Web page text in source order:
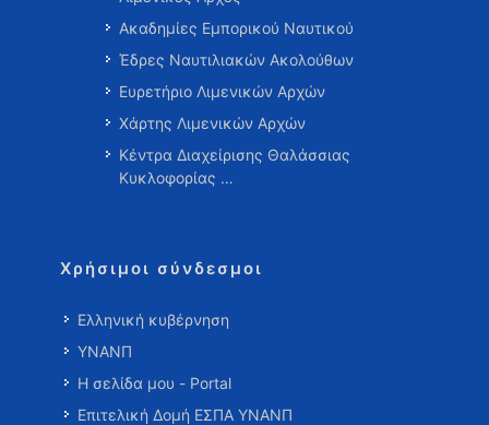
Ακαδημίες Εμπορικού Ναυτικού
Έδρες Ναυτιλιακών Ακολούθων
Ευρετήριο Λιμενικών Αρχών
Χάρτης Λιμενικών Αρχών
Κέντρα Διαχείρισης Θαλάσσιας
Κυκλοφορίας …
Χρήσιμοι σύνδεσμοι
Ελληνική κυβέρνηση
ΥΝΑΝΠ
Η σελίδα μου - Portal
Επιτελική Δομή ΕΣΠΑ ΥΝΑΝΠ